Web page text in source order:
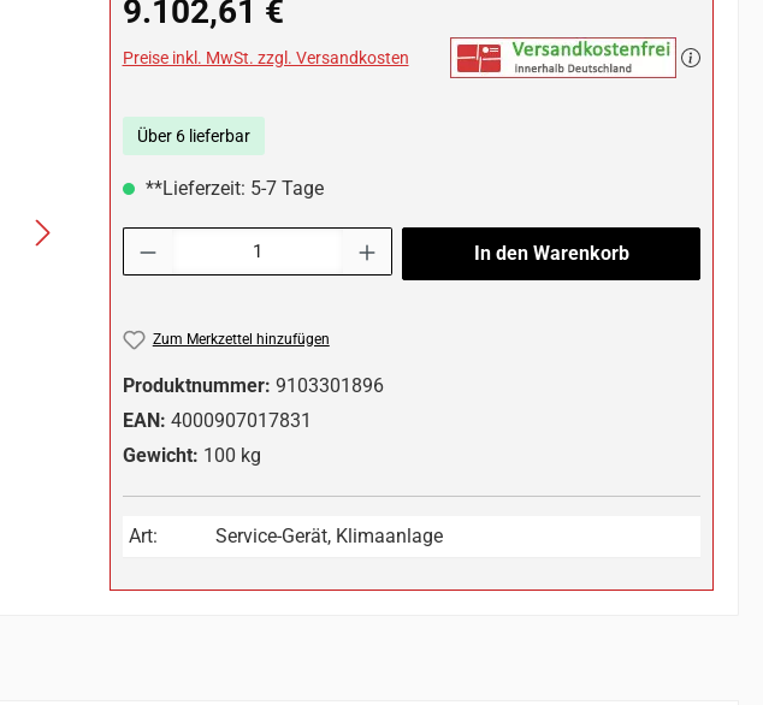
9.102,61 €
Preise inkl. MwSt. zzgl. Versandkosten
Über 6 lieferbar
**Lieferzeit: 5-7 Tage
In den Warenkorb
Zum Merkzettel hinzufügen
Produktnummer: 9103301896
EAN: 4000907017831
Gewicht: 100 kg
Art: Service-Gerät, Klimaanlage